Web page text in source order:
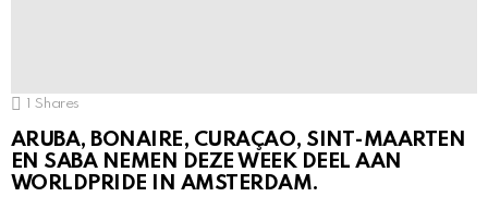
Shares
ARUBA, BONAIRE, CURAÇAO, SINT-MAARTEN
EN SABA NEMEN DEZE WEEK DEEL AAN
WORLDPRIDE IN AMSTERDAM.